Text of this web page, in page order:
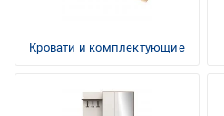
Кровати и комплектующие